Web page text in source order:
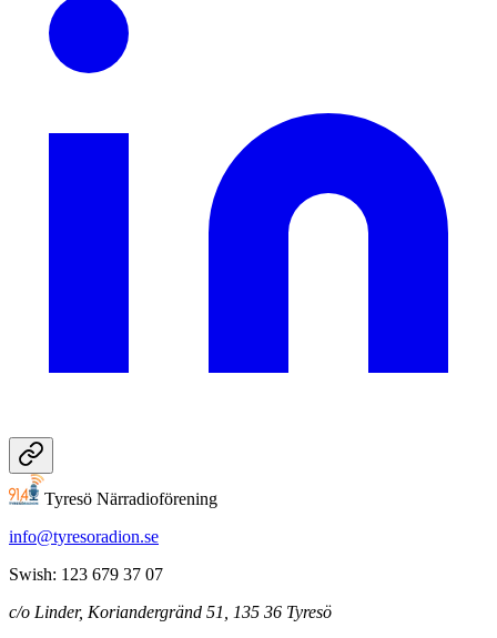
Tyresö Närradioförening
info@tyresoradion.se
Swish: 123 679 37 07
c/o Linder, Koriandergränd 51, 135 36 Tyresö